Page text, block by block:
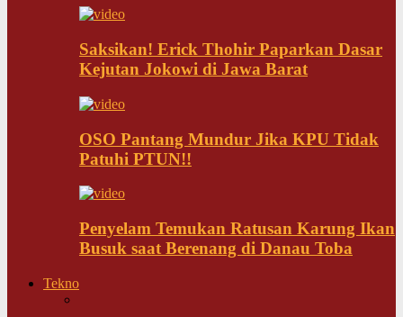
Saksikan! Erick Thohir Paparkan Dasar
Kejutan Jokowi di Jawa Barat
OSO Pantang Mundur Jika KPU Tidak
Patuhi PTUN!!
Penyelam Temukan Ratusan Karung Ikan
Busuk saat Berenang di Danau Toba
Tekno